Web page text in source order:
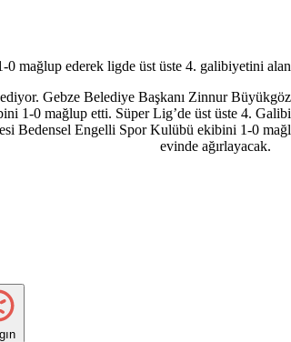
ederek ligde üst üste 4. galibiyetini alan
Gebze Belediye Başkanı Zinnur
1-0 mağlup etti. Süper Lig’de üst üste 4.
Bedensel Engelli Spor Kulübü ekibini 1-0
evinde ağırlayacak.